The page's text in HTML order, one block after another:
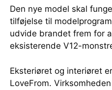
Den nye model skal
tilføjelse til
udvide brandet frem for
eksisterende V12-
Eksteriøret og interiøret
LoveFrom.